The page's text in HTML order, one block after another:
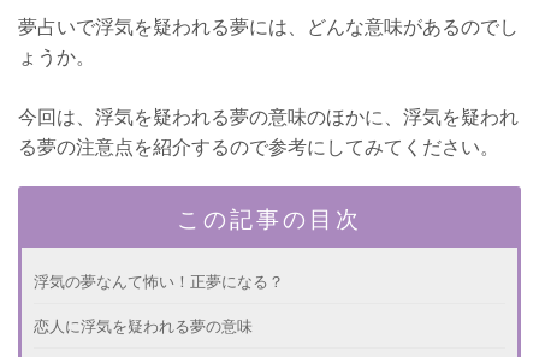
夢占いで浮気を疑われる夢には、どんな意味があるのでし
ょうか。
今回は、浮気を疑われる夢の意味のほかに、浮気を疑われ
る夢の注意点を紹介するので参考にしてみてください。
この記事の目次
浮気の夢なんて怖い！正夢になる？
恋人に浮気を疑われる夢の意味